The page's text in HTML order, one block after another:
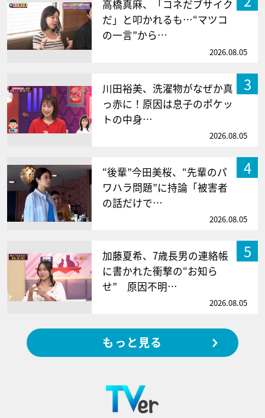
高橋真麻、「コネだブサイク
だ」と叩かれるも…“マツコ
の一言”から…
2026.08.05
3
川田裕美、洗濯物がなぜか真
っ赤に！原因は息子のポケッ
トの中身…
2026.08.05
4
“後輩”今田美桜、“先輩のパ
ワハラ問題”に持論「被害者
の話だけで…
2026.08.05
5
加藤夏希、7歳長男の連絡帳
に書かれた衝撃の“お知ら
せ” 原因不明…
2026.08.05
もっと見る